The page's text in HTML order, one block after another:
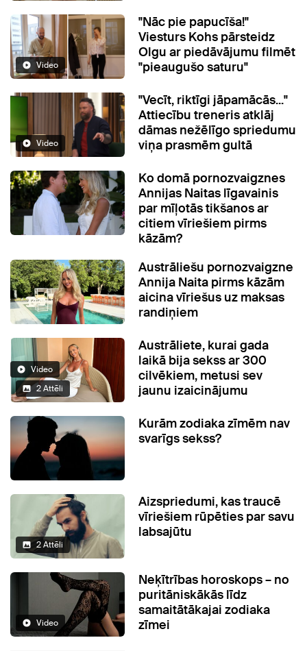
Video
"Nāc pie papucīša!"
Viesturs Kohs pārsteidz
Olgu ar piedāvājumu filmēt
"pieaugušo saturu"
Video
"Vecīt, riktīgi jāpamācās..."
Attiecību treneris atklāj
dāmas nežēlīgo spriedumu
viņa prasmēm gultā
Ko domā pornozvaigznes
Annijas Naitas līgavainis
par mīļotās tikšanos ar
citiem vīriešiem pirms
kāzām?
Austrāliešu pornozvaigzne
Annija Naita pirms kāzām
aicina vīriešus uz maksas
randiņiem
Video
2 Attēli
Austrāliete, kurai gada
laikā bija sekss ar 300
cilvēkiem, metusi sev
jaunu izaicinājumu
Kurām zodiaka zīmēm nav
svarīgs sekss?
2 Attēli
Aizspriedumi, kas traucē
vīriešiem rūpēties par savu
labsajūtu
Video
Neķītrības horoskops – no
puritāniskākās līdz
samaitātākajai zodiaka
zīmei